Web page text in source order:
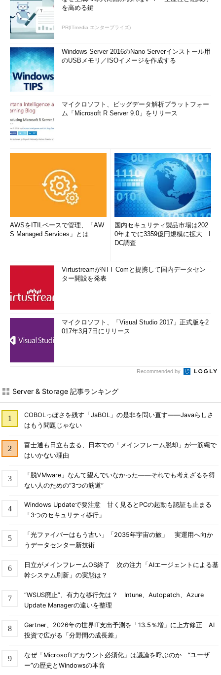
を高める鍵
PR(ITmedia エンタープライズ)
Windows Server 2016のNano Serverインストール用
のUSBメモリ／ISOイメージを作成する
マイクロソフト、ビッグデータ解析プラットフォー
ム「Microsoft R Server 9.0」をリリース
AWSをITILベースで管理、「AW
S Managed Services」とは
国内セキュリティ製品市場は202
0年までに3359億円規模に拡大 I
DC調査
VirtustreamがNTT Comと提携して国内データセン
ター開設を発表
マイクロソフト、「Visual Studio 2017」正式版を2
017年3月7日にリリース
Recommended by
Server & Storage 記事ランキング
COBOLっぽさを残す「JaBOL」の是非を問い直す――Javaらしさ
はもう問題じゃない
富士通も日立も去る、日本での「メインフレーム脱却」が一筋縄で
はいかない理由
「脱VMware」なんて望んでいなかった――それでも考えざるを得
ない人のための“3つの筋道”
Windows Updateで要注意 甘く見るとPCの起動も認証も止まる
「3つのセキュリティ移行」
「光ファイバーはもう古い」「2035年宇宙の旅」 実運用へ向か
うデータセンター新技術
日立がメインフレームOS終了 次の注力「AIエージェントによる基
幹システム刷新」の実態は？
“WSUS廃止”、有力な移行先は？ Intune、Autopatch、Azure
Update Managerの違いを整理
Gartner、2026年の世界IT支出予測を「13.5％増」に上方修正 AI
投資で広がる「分野間の成長差」
なぜ「Microsoftアカウント必須化」は議論を呼ぶのか “ユーザ
ー”の歴史とWindowsの本音